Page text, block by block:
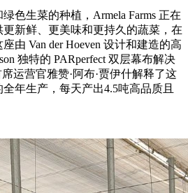
色生菜的种植，Armela Farms 正在
新鲜、更美味和更持久的蔬菜，在
由 Van der Hoeven 设计和建造的高
独特的 PARperfect 双层幕布解决
运营官雅赞·阿布·贾伊什解释了这
年生产，每天产出4.5吨高品质且